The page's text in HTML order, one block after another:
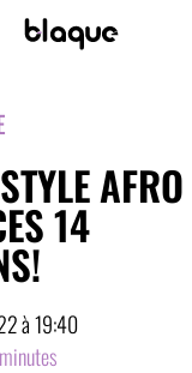
AFRO
14
à19:40
minutes